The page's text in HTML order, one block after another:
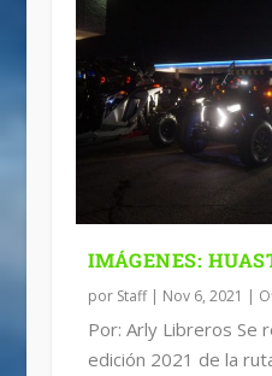
IMÁGENES:
por Staff| Nov 6, 2021 |
Por: Arly Libreros Se
edición 2021 de la